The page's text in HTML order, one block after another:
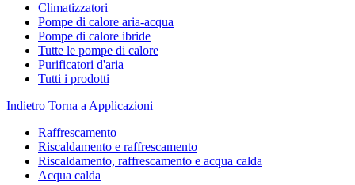
Climatizzatori
Pompe di calore aria-acqua
Pompe di calore ibride
Tutte le pompe di calore
Purificatori d'aria
Tutti i prodotti
Indietro Torna a Applicazioni
Raffrescamento
Riscaldamento e raffrescamento
Riscaldamento, raffrescamento e acqua calda
Acqua calda